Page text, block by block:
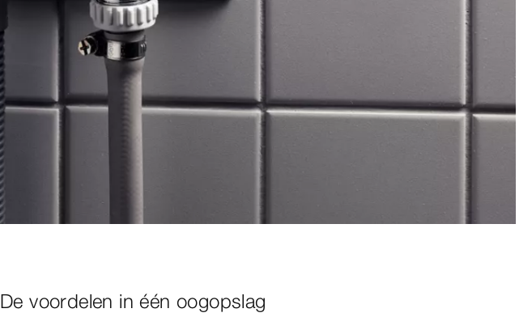
De voordelen in één oogopslag